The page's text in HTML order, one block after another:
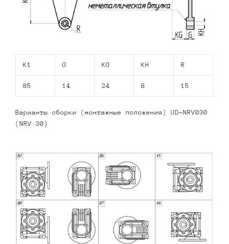
K1 G KG KH R
85 14 24 8 15
Варианты сборки (монтажные положения) UD-NRV030
(NRV 30)